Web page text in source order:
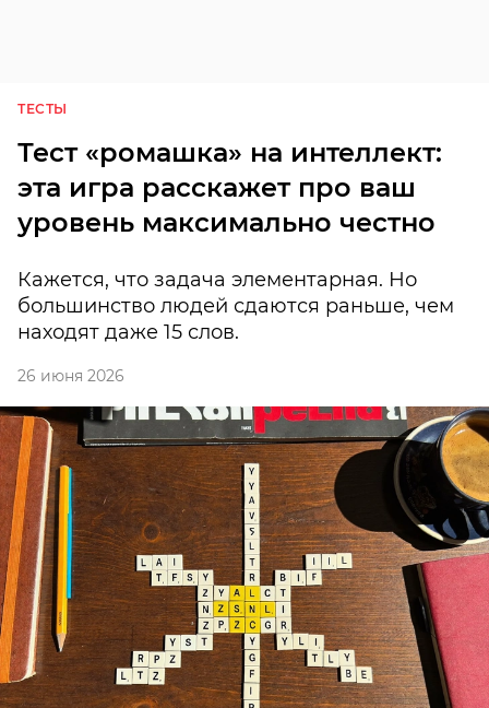
ТЕСТЫ
Тест «ромашка» на интеллект:
эта игра расскажет про ваш
уровень максимально честно
Кажется, что задача элементарная. Но
большинство людей сдаются раньше, чем
находят даже 15 слов.
26 июня 2026